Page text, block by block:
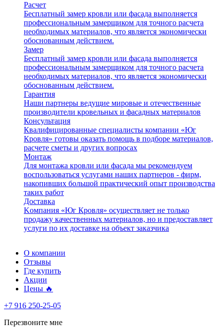
Расчет
Бесплатный замер кровли или фасада выполняется
профессиональным замерщиком для точного расчета
необходимых материалов, что является экономически
обоснованным действием.
Замер
Бесплатный замер кровли или фасада выполняется
профессиональным замерщиком для точного расчета
необходимых материалов, что является экономически
обоснованным действием.
Гарантия
Наши партнеры ведущие мировые и отечественные
производители кровельных и фасадных материалов
Консультация
Квалифицированные специалисты компании «Юг
Кровля» готовы оказать помощь в подборе материалов,
расчете сметы и других вопросах
Монтаж
Для монтажа кровли или фасада мы рекомендуем
воспользоваться услугами наших партнеров - фирм,
накопивших большой практический опыт производства
таких работ
Доставка
Kомпания «Юг Кровля» осуществляет не только
продажу качественных материалов, но и предоставляет
услуги по их доставке на объект заказчика
О компании
Отзывы
Где купить
Акции
Цены 🔥
+7 916 250-25-05
Перезвоните мне